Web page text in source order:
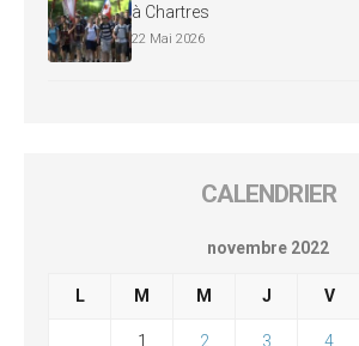
à Chartres
22 Mai 2026
CALENDRIER
novembre 2022
L M M J V
1 2 3 4